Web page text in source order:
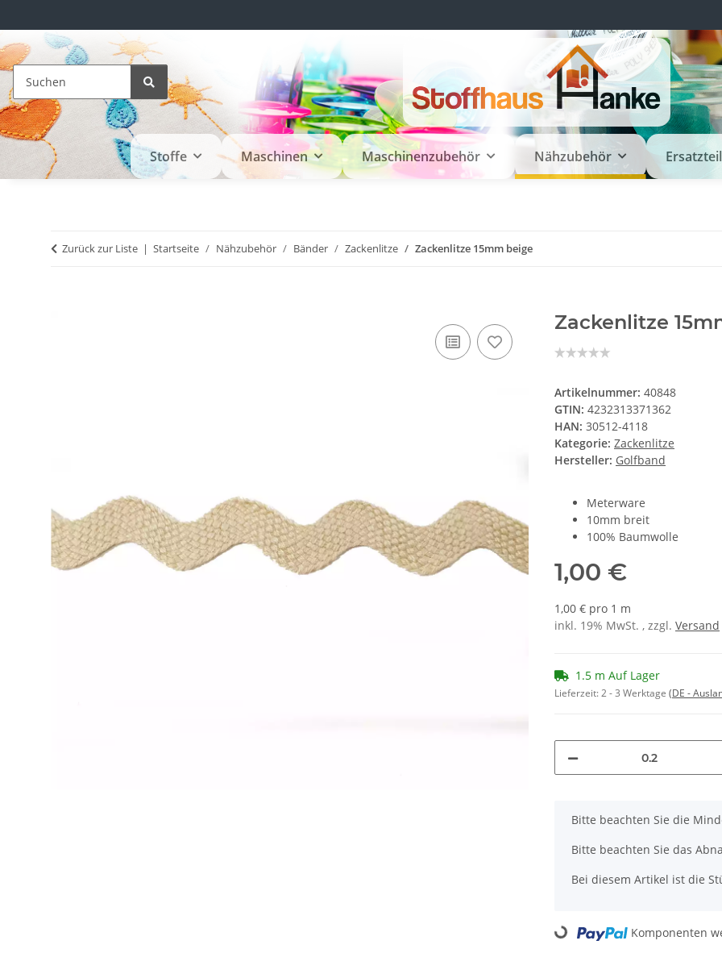
Stoffe Maschinen Maschinenzubehör Nähzubehör
Zurück zur Liste Startseite Nähzubehör Bänder Zackenlitze Zackenlitze 15mm beige
Zackenlitze
Artikelnummer: 40848
GTIN: 4232313371362
HAN: 30512-4118
Kategorie: Zackenlitze
Hersteller: Golfband
Meterware
10mm breit
100% Baumwolle
1,00 €
1,00 € pro 1 m
inkl. 19% MwSt. , zzgl. Versand
1.5 m Auf Lager
Lieferzeit:2 - 3 Werktage (DE -
x
Bitte beachten Sie die
Bitte beachten Sie das
Bei diesem Artikel ist die
Loading... Komponenten